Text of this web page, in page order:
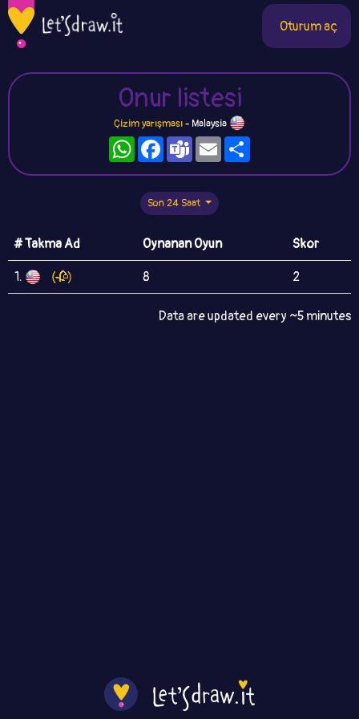
Oturum aç
Onur listesi
Çizim yarışması- Malaysia
WhatsAppFacebook
TeamsEmail
Son 24 Saat
# Takma Ad Oynanan Oyun Skor
1. (🥀) 8 2
Data are updated every ~5 minutes